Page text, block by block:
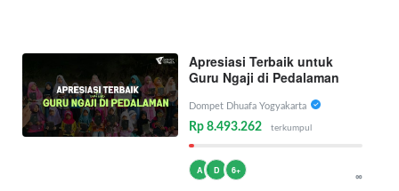
Apresiasi Terbaik untuk
Guru Ngaji di Pedalaman
Dompet Dhuafa Yogyakarta
Rp 8.493.262 terkumpul
A D 6+ ∞